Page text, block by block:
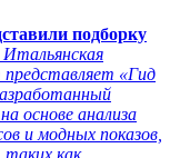
подборку
Итальянская
«Гид
основе анализа
и модных показов,
как